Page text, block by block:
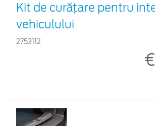
Kit de curățare pentru
vehiculului
2753112